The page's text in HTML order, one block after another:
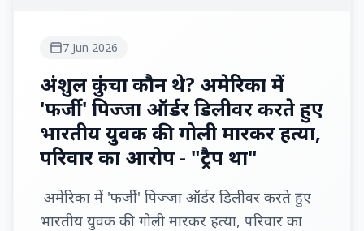
7 Jun 2026
अंशुल कुंचा कौन थे? अमेरिका में
'फर्जी' पिज्जा ऑर्डर डिलीवर करते हुए
भारतीय युवक की गोली मारकर हत्या,
परिवार का आरोप - "ट्रैप था"
अमेरिका में 'फर्जी' पिज्जा ऑर्डर डिलीवर करते हुए
भारतीय युवक की गोली मारकर हत्या, परिवार का